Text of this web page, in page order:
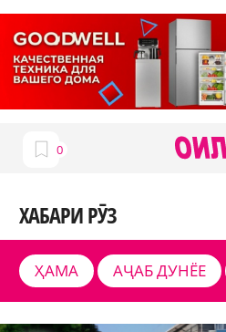
ХАБАРИ РӮЗ
ҲАМА АҶАБ ДУНЁЕ